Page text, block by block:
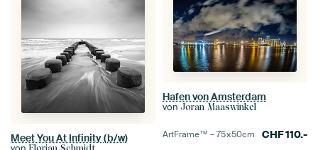
Meet You At Infinity (b/w)
Hafen von Amsterdam
von Joran Maaswinkel
ArtFrame™ –75×50cm CHF110.-